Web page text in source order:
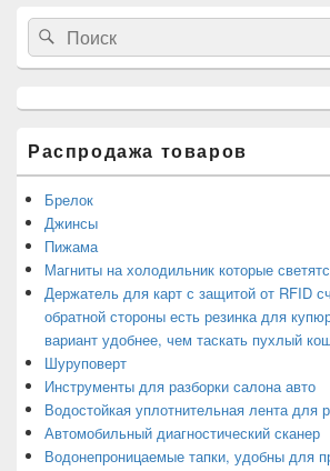
Область
основной
боковой
панели
Search
for:
Search
Распродажа товаров
Брелок
Джинсы
Пижама
Магниты на холодильник которые
Держатель для карт с защитой от RFID
обратной стороны есть резинка для
вариант удобнее, чем таскать пухлый
Шуруповерт
Инструменты для разборки салона авто
Водостойкая уплотнительная лента для
Автомобильный диагностический сканер
Водонепроницаемые тапки, удобны для